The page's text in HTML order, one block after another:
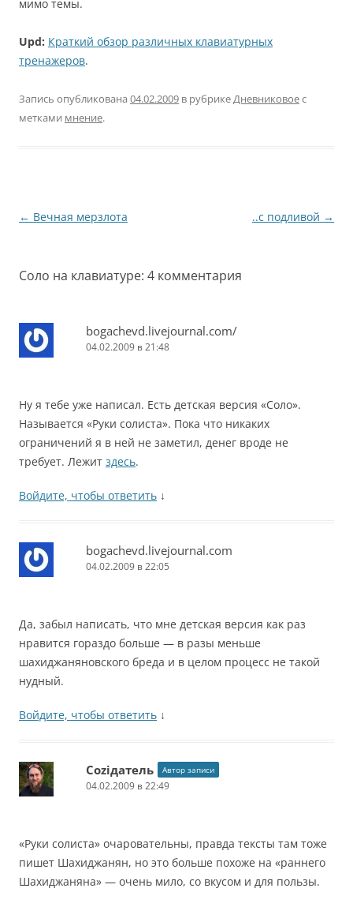
мимо темы.
Upd: Краткий обзор различных клавиатурных
тренажеров.
Запись опубликована 04.02.2009 в рубрикеДневниковоес
метками мнение.
Навигация
← Вечная мерзлота ..с подливой →
Соло на клавиатуре: 4 комментария
bogachevd.livejournal.com/
04.02.2009 в 21:48
Ну я тебе уже написал. Есть детская версия «Соло».
Называется «Руки солиста». Пока что никаких
ограничений я в ней не заметил, денег вроде не
требует. Лежит здесь.
Войдите, чтобы ответить ↓
bogachevd.livejournal.com
04.02.2009 в 22:05
Да, забыл написать, что мне детская версия как раз
нравится гораздо больше — в разы меньше
шахиджаняновского бреда и в целом процесс не такой
нудный.
Войдите, чтобы ответить ↓
Соziдатель Автор записи
04.02.2009 в 22:49
«Руки солиста» очаровательны, правда тексты там тоже
пишет Шахиджанян, но это больше похоже на «раннего
Шахиджаняна» — очень мило, со вкусом и для пользы.